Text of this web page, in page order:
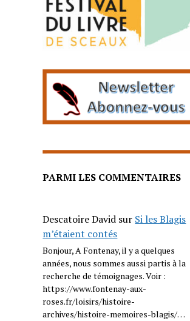
PARMI LES COMMENTAIRES
Descatoire David sur Si les Blagis
m’étaient contés
Bonjour, A Fontenay, il y a quelques
années, nous sommes aussi partis à la
recherche de témoignages. Voir :
https://www.fontenay-aux-
roses.fr/loisirs/histoire-
archives/histoire-memoires-blagis/…